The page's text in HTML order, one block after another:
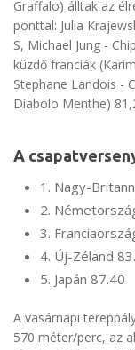
Graffalo) álltak az
ponttal: Julia
S, Michael Jung -
küzdő franciák
Stephane Landois -
Diabolo Menthe)
A
1. Nagy-
2.
3.
4. Új-Zéland
5. Japán 87.40
A vasárnapi
570 méter/perc, az